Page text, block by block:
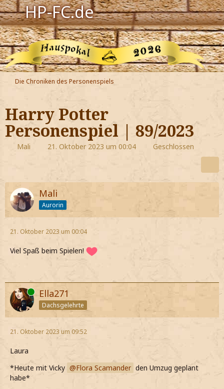
HP-FC.de
Navigation
Harry Potter
Der HP-FC
Hogwarts
Zauberwelt
Willkommen
Jetzt Fanclub-Mitglied werden!
Die Chroniken des Personenspiels
Harry Potter
Personenspiel | 89/2023
Mali 21. Oktober 2023 um 00:04 Geschlossen
Mali
Aurorin
21. Oktober 2023 um 00:04
Viel Spaß beim Spielen!
Online Ella271
Dachsgelehrte
21. Oktober 2023 um 09:52
Laura
*Heute mit Vicky
Flora Scamander den Umzug geplant
habe*